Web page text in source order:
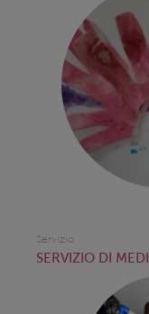
Servizio
SERVIZIO DI